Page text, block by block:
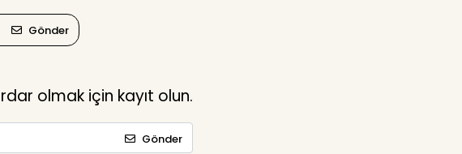
Gönder
olmak için kayıt olun.
Gönder